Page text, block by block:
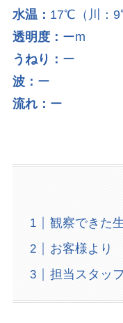
水温： 17℃（川：
透明度： ーm
うねり： ー
波： ー
流れ： ー
観察できた
お客様より
担当スタッ